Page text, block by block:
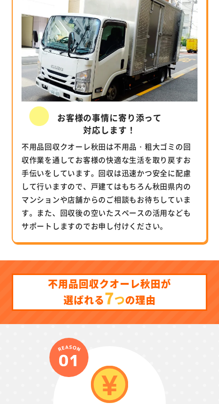
お客様の事情に寄り添って
対応します！
不用品回収クオーレ秋田は不用品・粗大ゴミの回
収作業を通してお客様の快適な生活を取り戻すお
手伝いをしています。回収は迅速かつ安全に配慮
して行いますので、戸建てはもちろん秋田県内の
マンションや店舗からのご相談もお待ちしていま
す。また、回収後の空いたスペースの活用なども
サポートしますのでお申し付けください。
不用品回収クオーレ秋田が
選ばれる7つの理由